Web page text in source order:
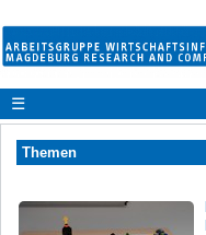
☰
Themen